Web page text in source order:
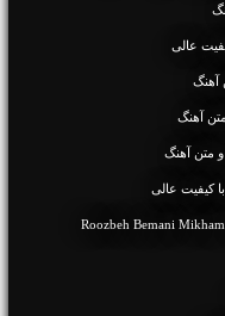
عالی
کیفیت عالی
دانلود آهنگ روزبه بمانی میخوام ببخشم خودمو • Roozbeh Bemani Mikham